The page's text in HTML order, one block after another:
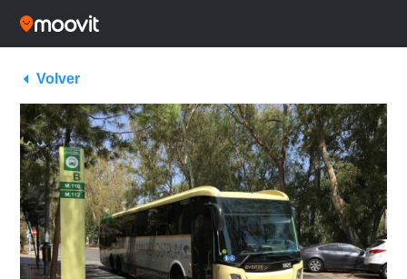
Volver